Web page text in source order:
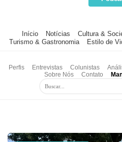
Início Notícias Cultura &
Turismo & Gastronomia
Estilo de
Perfis Entrevistas Colunistas
Sobre Nós
Contato